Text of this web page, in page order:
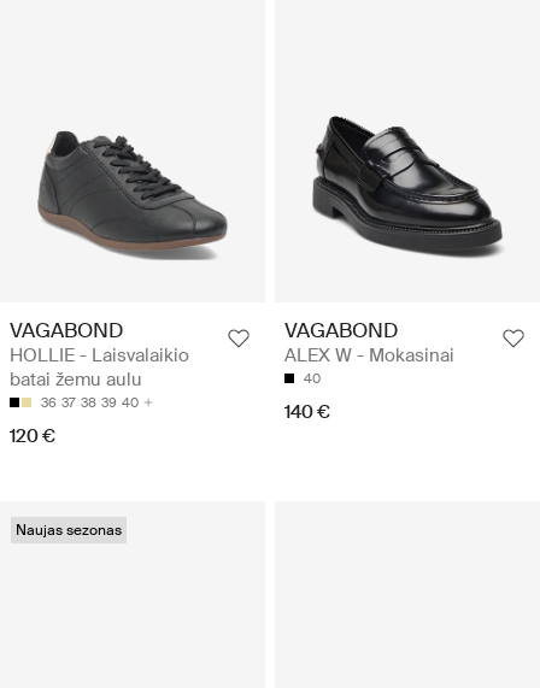
VAGABOND
HOLLIE - Laisvalaikio
batai žemu aulu
36 37 38 39 40
120 €
VAGABOND
ALEX W - Mokasinai
40
140 €
Naujas sezonas